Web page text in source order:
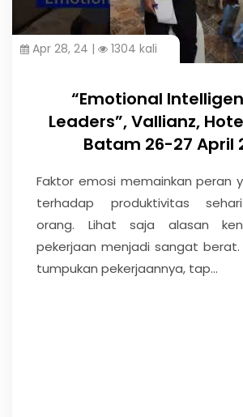
Apr 28, 24 | 1304 kali
“Emotional
Leaders”, Vallianz,
Batam 26-27 April
Faktor emosi memainkan peran
terhadap produktivitas
orang. Lihat saja alasan
pekerjaan menjadi sangat berat.
tumpukan pekerjaannya, tap...